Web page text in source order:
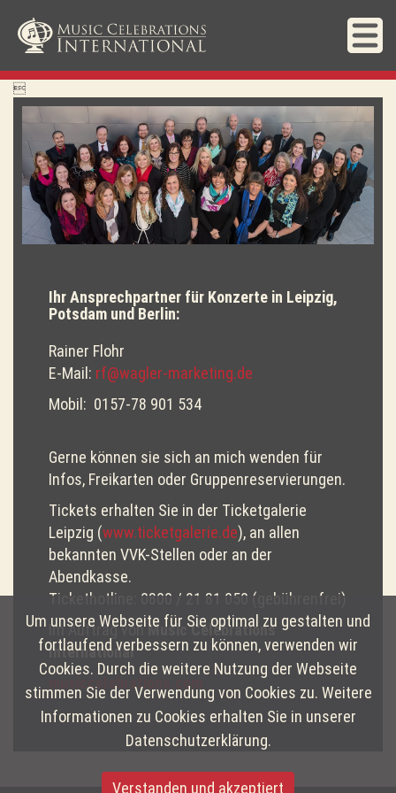

Ihr Ansprechpartner für Konzerte in Leipzig,
Potsdam und Berlin:
Rainer Flohr
E-Mail: rf@wagler-marketing.de
Mobil: 0157-78 901 534
Gerne können sie sich an mich wenden für
Infos, Freikarten oder Gruppenreservierungen.
Tickets erhalten Sie in der Ticketgalerie
Leipzig (www.ticketgalerie.de), an allen
bekannten VVK-Stellen oder an der
Abendkasse.
Tickethotline: 0800 / 21 81 050 (gebührenfrei)
Im Auftrag vonMusic Celebrations
International
musiccelebrations.com
Um unsere Webseite für Sie optimal zu gestalten und
fortlaufend verbessern zu können, verwenden wir
Cookies. Durch die weitere Nutzung der Webseite
stimmen Sie der Verwendung von Cookies zu. Weitere
Informationen zu Cookies erhalten Sie in unserer
Datenschutzerklärung.
Verstanden und akzeptiert